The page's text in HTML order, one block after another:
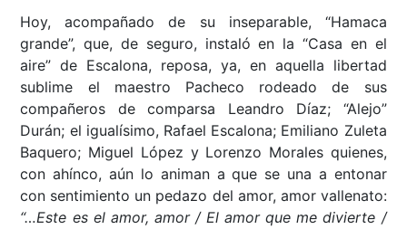
Hoy, acompañado de su inseparable, “Hamaca
grande”, que, de seguro, instaló en la “Casa en el
aire” de Escalona, reposa, ya, en aquella libertad
sublime el maestro Pacheco rodeado de sus
compañeros de comparsa Leandro Díaz; “Alejo”
Durán; el igualísimo, Rafael Escalona; Emiliano Zuleta
Baquero; Miguel López y Lorenzo Morales quienes,
con ahínco, aún lo animan a que se una a entonar
con sentimiento un pedazo del amor, amor vallenato:
“…Este es el amor, amor / El amor que me divierte /